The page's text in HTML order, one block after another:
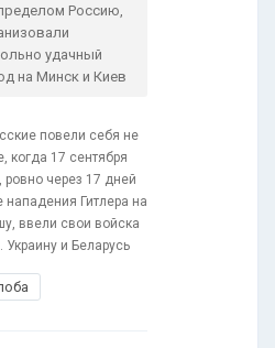
Россию,
удачный
на Минск и Киев
повели себя не
когда 17 сентября
ровно через 17 дней
нападения Гитлера на
ввели свои войска
Украину и Беларусь